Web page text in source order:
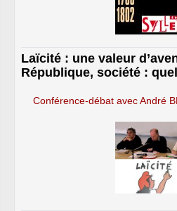
Laïcité : une valeur
République, société :
Conférence-débat avec André